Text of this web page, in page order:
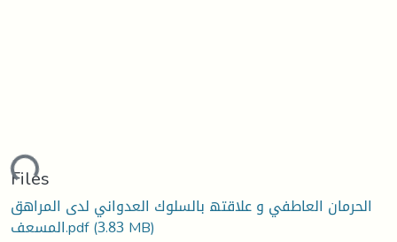
Files
الحرمان العاطفي و علاقتھ بالسلوك العدواني لدى المراهق
المسعف.pdf(3.83 MB)